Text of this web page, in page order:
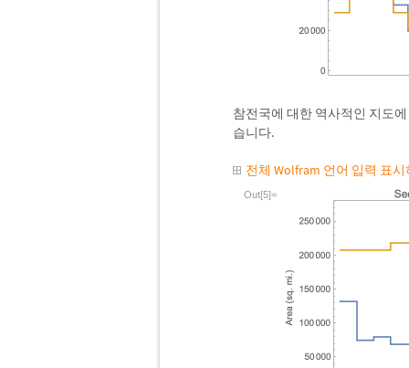
참전국에 대한 역사적인 지도
습니다.
전체 Wolfram 언어 입력 표
Out[5]=